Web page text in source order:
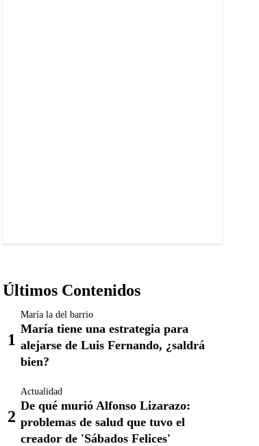
Últimos Contenidos
María la del barrio
María tiene una estrategia para
alejarse de Luis Fernando, ¿saldrá
bien?
Actualidad
De qué murió Alfonso Lizarazo:
problemas de salud que tuvo el
creador de 'Sábados Felices'